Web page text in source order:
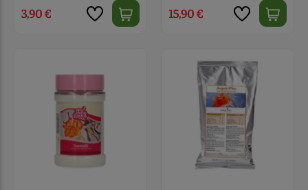
3,90 € 15,90 €